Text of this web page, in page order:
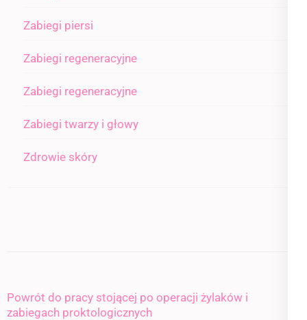
Zabiegi piersi
Zabiegi regeneracyjne
Zabiegi regeneracyjne
Zabiegi twarzy i głowy
Zdrowie skóry
Powrót do pracy stojącej po operacji żylaków i
zabiegach proktologicznych